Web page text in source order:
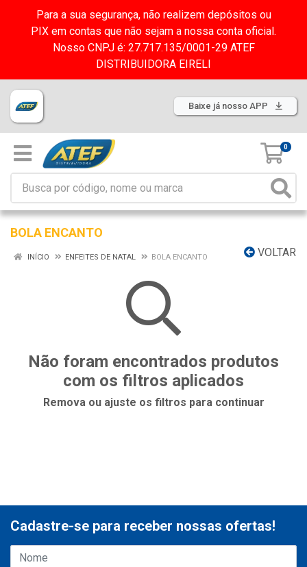
Para a sua segurança, não realizem depósitos ou
PIX em contas que não sejam a nossa conta oficial.
Nosso CNPJ é: 27.717.135/0001-29 ATEF
DISTRIBUIDORA EIRELI
Baixe já nosso APP
0
BOLA ENCANTO
VOLTAR
INÍCIO ENFEITES DE NATAL BOLA ENCANTO
Não foram encontrados produtos
com os filtros aplicados
Remova ou ajuste os filtros para continuar
Cadastre-se para receber nossas ofertas!